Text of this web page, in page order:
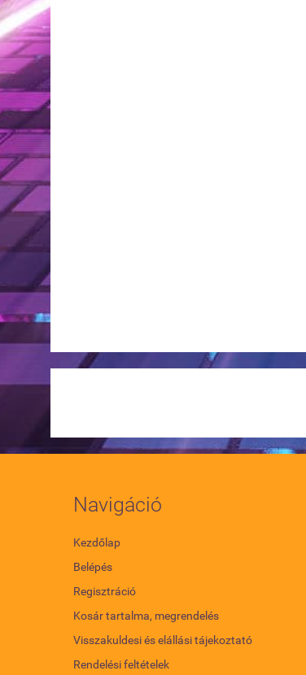
Navigáció
Kezdőlap
Belépés
Regisztráció
Kosár tartalma, megrendelés
Visszakuldesi és elállási tájekoztató
Rendelési feltételek